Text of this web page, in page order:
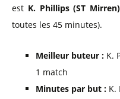
est K. Phillips (ST
toutes les 45 minutes).
Meilleur buteur : K.
1 match
Minutes par but : K.